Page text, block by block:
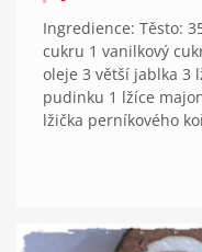
Ingredience: Těsto:
cukru 1 vanilkový
oleje 3 větší jablka 3
pudinku 1 lžíce
lžička perníkového